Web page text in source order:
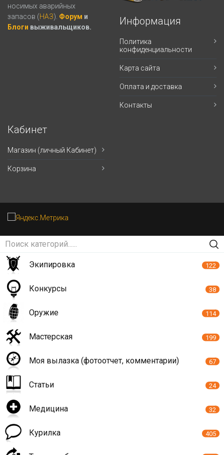
носимых аварийных
запасов (НАЗ). Форум и
Блоги выживальщиков.
Информация
Политика
конфиденциальности
Карта сайта
Оплата и доставка
Контакты
Кабинет
Магазин (личный Кабинет)
Корзина
Экипировка 122
Конкурсы 38
Оружие 114
Мастерская 199
Моя вылазка (фотоотчет, комментарии) 67
Статьи 24
Медицина 32
Курилка 405